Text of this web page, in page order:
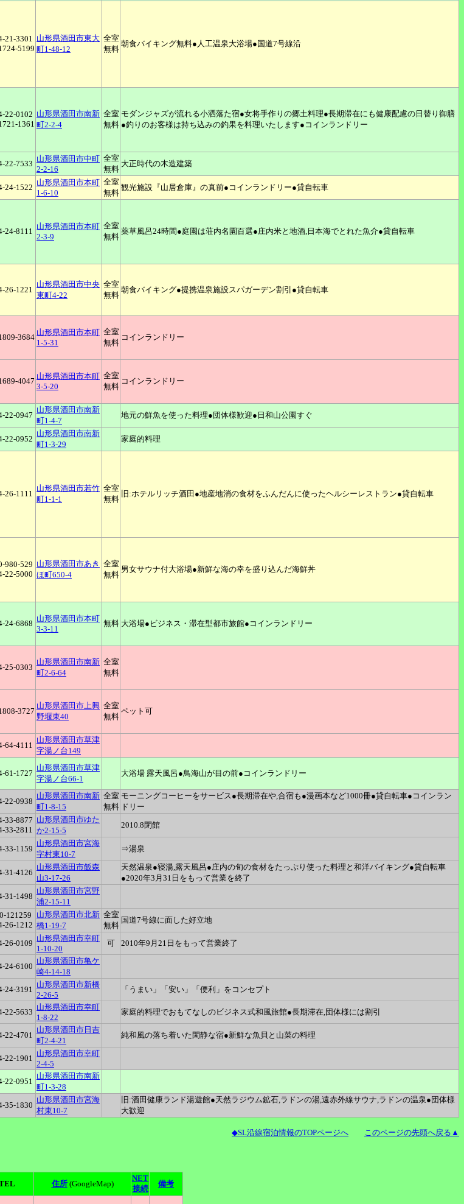
21-3301
5199
山形県酒田市東大
町1-48-12
全室
無料
朝食バイキング無料●人工温泉大浴場●国道7号線沿
22-0102
1361
山形県酒田市南新
町2-2-4
全室
無料
モダンジャズが流れる小洒落た宿●女将手作りの郷土料理●長期滞在にも健康配慮の日替り御膳
●釣りのお客様は持ち込みの釣果を料理いたします●コインランドリー
22-7533
山形県酒田市中町
2-2-16
全室
無料
大正時代の木造建築
24-1522
山形県酒田市本町
1-6-10
全室
無料
観光施設『山居倉庫』の真前●コインランドリー●貸自転車
24-8111
山形県酒田市本町
2-3-9
全室
無料
薬草風呂24時間●庭園は荘内名園百選●庄内米と地酒,日本海でとれた魚介●貸自転車
26-1221
山形県酒田市中央
東町4-22
全室
無料
朝食バイキング●提携温泉施設スパガーデン割引●貸自転車
3684
山形県酒田市本町
1-5-31
全室
無料
コインランドリー
4047
山形県酒田市本町
3-5-20
全室
無料
コインランドリー
22-0947
山形県酒田市南新
町1-4-7
地元の鮮魚を使った料理●団体様歓迎●日和山公園すぐ
22-0952
山形県酒田市南新
町1-3-29
家庭的料理
26-1111
山形県酒田市若竹
町1-1-1
全室
無料
旧:ホテルリッチ酒田●地産地消の食材をふんだんに使ったヘルシーレストラン●貸自転車
980-529
22-5000
山形県酒田市あき
ほ町650-4
全室
無料
男女サウナ付大浴場●新鮮な海の幸を盛り込んだ海鮮丼
24-6868
山形県酒田市本町
3-3-11
無料 大浴場●ビジネス・滞在型都市旅館●コインランドリー
25-0303
山形県酒田市南新
町2-6-64
全室
無料
3727
山形県酒田市上興
野堰東40
全室
無料
ペット可
64-4111
山形県酒田市草津
字湯ノ台149
61-1727
山形県酒田市草津
字湯ノ台66-1
大浴場 露天風呂●鳥海山が目の前●コインランドリー
22-0938
山形県酒田市南新
町1-8-15
全室
無料
モーニングコーヒーをサービス●長期滞在や,合宿も●漫画本など1000冊●貸自転車●コインラン
ドリー
33-8877
33-2811
山形県酒田市ゆた
か2-15-5
2010.8閉館
33-1159
山形県酒田市宮海
字村東10-7
⇒湯泉
31-4126
山形県酒田市飯森
山3-17-26
天然温泉●寝湯,露天風呂●庄内の旬の食材をたっぷり使った料理と和洋バイキング●貸自転車
●2020年3月31日をもって営業を終了
31-1498
山形県酒田市宮野
浦2-15-11
121259
26-1212
山形県酒田市北新
橋1-19-7
全室
無料
国道7号線に面した好立地
26-0109
山形県酒田市幸町
1-10-20
可 2010年9月21日をもって営業終了
24-6100
山形県酒田市亀ケ
崎4-14-18
24-3191
山形県酒田市新橋
2-26-5
「うまい」「安い」「便利」をコンセプト
22-5633
山形県酒田市幸町
1-8-22
家庭的料理でおもてなしのビジネス式和風旅館●長期滞在,団体様には割引
22-4701
山形県酒田市日吉
町2-4-21
純和風の落ち着いた閑静な宿●新鮮な魚貝と山菜の料理
22-1901
山形県酒田市幸町
2-4-5
22-0951
山形県酒田市南新
町1-3-28
35-1830
山形県酒田市宮海
村東10-7
旧:酒田健康ランド湯遊館●天然ラジウム鉱石,ラドンの湯,遠赤外線サウナ,ラドンの温泉●団体様
大歓迎
◆SL沿線宿泊情報のTOPページへ このページの先頭へ戻る▲
住所(GoogleMap)
NET
接続
備考